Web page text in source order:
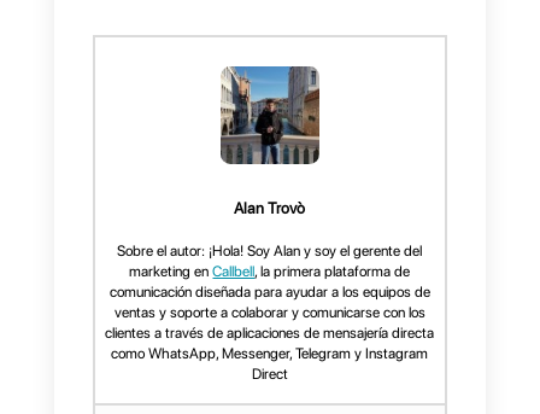
Business Profile podrás hacerlo
dando click aquí. Ten en cuenta
que ahora es lo mismo que